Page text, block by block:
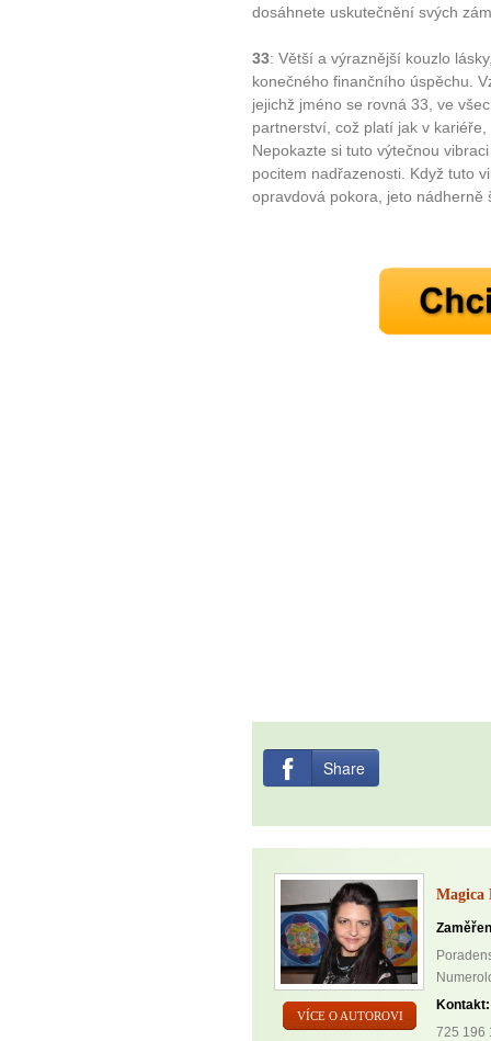
10 tipů
dosáhnete uskutečnění svých
33: Větší a výraznější kouzlo
konečného finančního úspěchu.
jejichž jméno se rovná 33, ve
partnerství, což platí jak v
Nepokazte si tuto výtečnou
pocitem nadřazenosti. Když tuto
opravdová pokora, jeto nádherně
Share
VÍCE O AUTOROVI
Magica
Kontakt:
725 196